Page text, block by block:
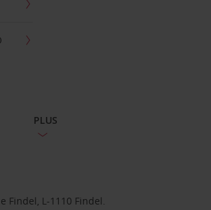
PLUS
Findel, L-1110 Findel.